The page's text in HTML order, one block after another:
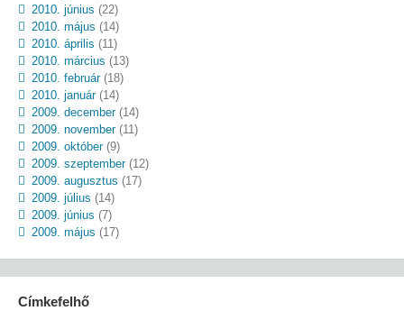
2010. június (22)
2010. május (14)
2010. április (11)
2010. március (13)
2010. február(18)
2010. január(14)
2009. december(14)
2009. november(11)
2009. október(9)
2009. szeptember(12)
2009. augusztus (17)
2009. július (14)
2009. június (7)
2009. május (17)
Címkefelhő